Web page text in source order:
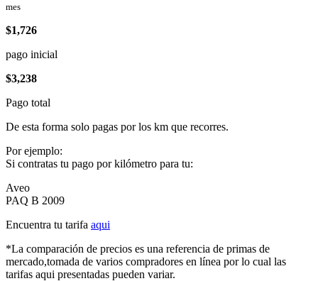
mes
$1,726
pago inicial
$3,238
Pago total
De esta forma solo pagas por los km que recorres.
Por ejemplo:
Si contratas tu pago por kilómetro para tu:
Aveo
PAQ B 2009
Encuentra tu tarifa aqui
*La comparación de precios es una referencia de primas de
mercado,tomada de varios compradores en línea por lo cual las
tarifas aqui presentadas pueden variar.